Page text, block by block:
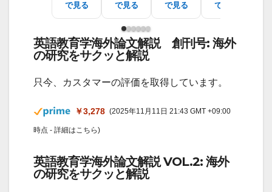
で見る
で見る
で見る
で見る
英語教育学海外論文解説 創刊号: 海外
の研究をサクッと解説
只今、カスタマーの評価を取得しています。
￥3,278 (2025年11月11日 21:43 GMT +09:00
時点 - 詳細はこちら)
英語教育学海外論文解説 VOL.2: 海外
の研究をサクッと解説